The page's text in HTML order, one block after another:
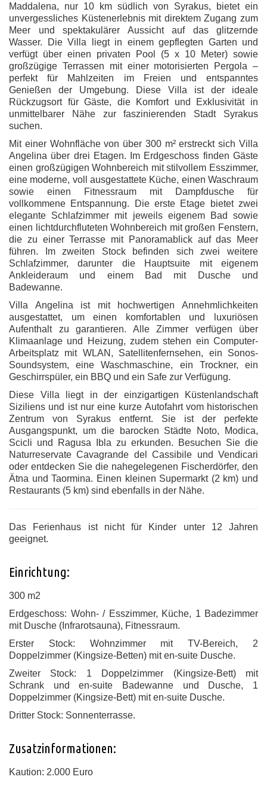
Maddalena, nur 10 km südlich von Syrakus, bietet ein
unvergessliches Küstenerlebnis mit direktem Zugang zum
Meer und spektakulärer Aussicht auf das glitzernde
Wasser. Die Villa liegt in einem gepflegten Garten und
verfügt über einen privaten Pool (5 x 10 Meter) sowie
großzügige Terrassen mit einer motorisierten Pergola –
perfekt für Mahlzeiten im Freien und entspanntes
Genießen der Umgebung. Diese Villa ist der ideale
Rückzugsort für Gäste, die Komfort und Exklusivität in
unmittelbarer Nähe zur faszinierenden Stadt Syrakus
suchen.
Mit einer Wohnfläche von über 300 m² erstreckt sich Villa
Angelina über drei Etagen. Im Erdgeschoss finden Gäste
einen großzügigen Wohnbereich mit stilvollem Esszimmer,
eine moderne, voll ausgestattete Küche, einen Waschraum
sowie einen Fitnessraum mit Dampfdusche für
vollkommene Entspannung. Die erste Etage bietet zwei
elegante Schlafzimmer mit jeweils eigenem Bad sowie
einen lichtdurchfluteten Wohnbereich mit großen Fenstern,
die zu einer Terrasse mit Panoramablick auf das Meer
führen. Im zweiten Stock befinden sich zwei weitere
Schlafzimmer, darunter die Hauptsuite mit eigenem
Ankleideraum und einem Bad mit Dusche und
Badewanne.
Villa Angelina ist mit hochwertigen Annehmlichkeiten
ausgestattet, um einen komfortablen und luxuriösen
Aufenthalt zu garantieren. Alle Zimmer verfügen über
Klimaanlage und Heizung, zudem stehen ein Computer-
Arbeitsplatz mit WLAN, Satellitenfernsehen, ein Sonos-
Soundsystem, eine Waschmaschine, ein Trockner, ein
Geschirrspüler, ein BBQ und ein Safe zur Verfügung.
Diese Villa liegt in der einzigartigen Küstenlandschaft
Siziliens und ist nur eine kurze Autofahrt vom historischen
Zentrum von Syrakus entfernt. Sie ist der perfekte
Ausgangspunkt, um die barocken Städte Noto, Modica,
Scicli und Ragusa Ibla zu erkunden. Besuchen Sie die
Naturreservate Cavagrande del Cassibile und Vendicari
oder entdecken Sie die nahegelegenen Fischerdörfer, den
Ätna und Taormina. Einen kleinen Supermarkt (2 km) und
Restaurants (5 km) sind ebenfalls in der Nähe.
Das Ferienhaus ist nicht für Kinder unter 12 Jahren
geeignet.
Einrichtung:
300 m2
Erdgeschoss: Wohn- / Esszimmer, Küche, 1 Badezimmer
mit Dusche (Infrarotsauna), Fitnessraum.
Erster Stock: Wohnzimmer mit TV-Bereich, 2
Doppelzimmer (Kingsize-Betten) mit en-suite Dusche.
Zweiter Stock: 1 Doppelzimmer (Kingsize-Bett) mit
Schrank und en-suite Badewanne und Dusche, 1
Doppelzimmer (Kingsize-Bett) mit en-suite Dusche.
Dritter Stock: Sonnenterrasse.
Zusatzinformationen:
Kaution: 2.000 Euro